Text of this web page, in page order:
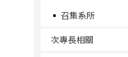
召集系所
次專長相關